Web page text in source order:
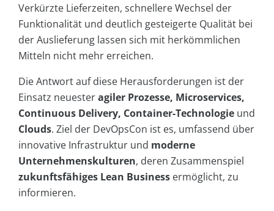
Verkürzte Lieferzeiten, schnellere Wechsel der
Funktionalität und deutlich gesteigerte Qualität bei
der Auslieferung lassen sich mit herkömmlichen
Mitteln nicht mehr erreichen.
Die Antwort auf diese Herausforderungen ist der
Einsatz neuesteragiler Prozesse, Microservices,
Continuous Delivery, Container-Technologie und
Clouds. Ziel der DevOpsCon ist es, umfassend über
innovative Infrastruktur und moderne
Unternehmenskulturen, deren Zusammenspiel
zukunftsfähiges Lean Business ermöglicht, zu
informieren.